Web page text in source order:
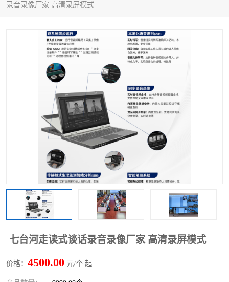
录音录像厂家 高清录屏模式
七台河走读式谈话录音录像厂家 高清录屏模式
价格： 4500.00 元/个 起